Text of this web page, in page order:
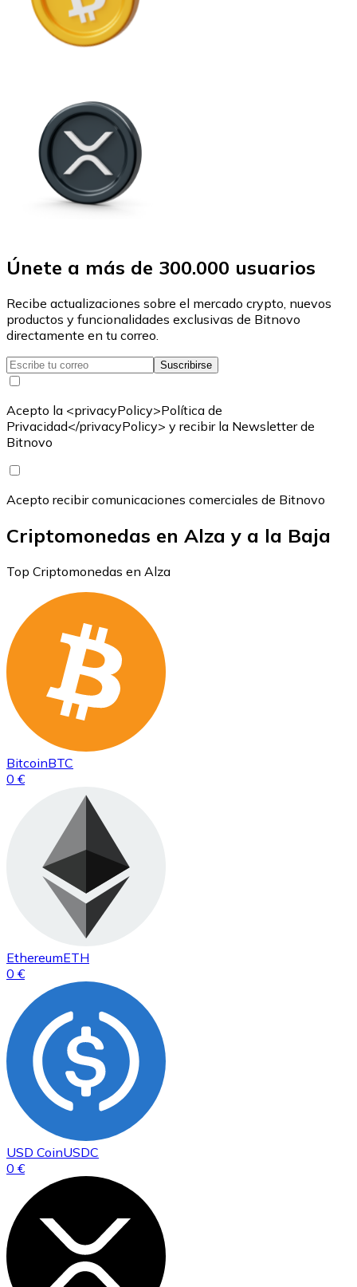
Únete a más de 300.000 usuarios
Recibe actualizaciones sobre el mercado crypto, nuevos
productos y funcionalidades exclusivas de Bitnovo
directamente en tu correo.
Suscribirse
Acepto la <privacyPolicy>Política de
Privacidad</privacyPolicy> y recibir la Newsletter de
Bitnovo
Acepto recibir comunicaciones comerciales de Bitnovo
Criptomonedas en Alza y a la Baja
Top Criptomonedas en Alza
BitcoinBTC
0 €
EthereumETH
0 €
USD CoinUSDC
0 €